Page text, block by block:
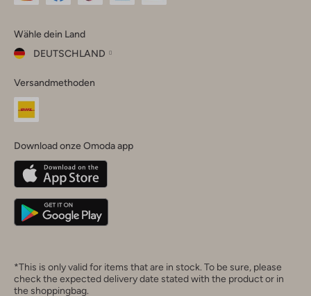
Instagram
Facebook
TikTok
Wähle dein Land
DEUTSCHLAND
dein
Land
Belgique(Français)
Deutschland
Versandmethoden
Download onze Omoda app
*This is only valid for items that are in stock. To be sure, please
check the expected delivery date stated with the product or in
the shoppingbag.